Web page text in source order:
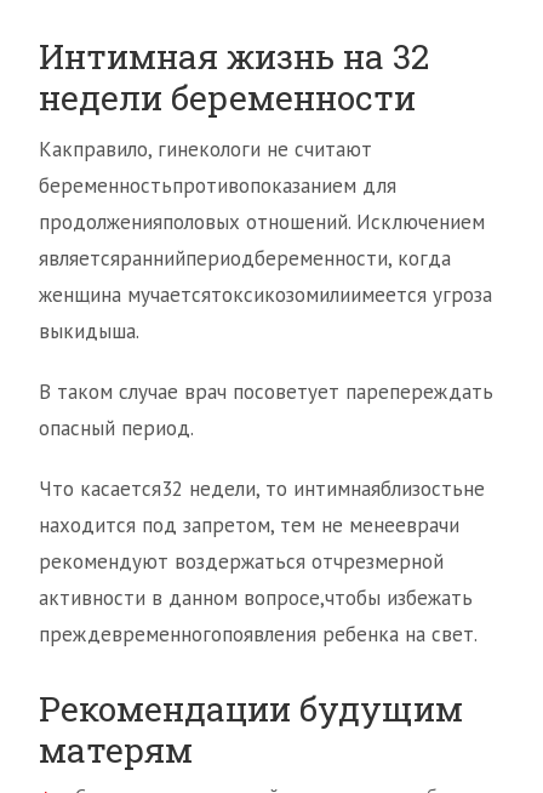
Интимная жизнь на 32
недели беременности
Какправило, гинекологи не считают
беременностьпротивопоказанием для
продолженияполовых отношений. Исключением
являетсяраннийпериодбеременности, когда
женщина мучаетсятоксикозомилиимеется угроза
выкидыша.
В таком случае врач посоветует парепереждать
опасный период.
Что касается32 недели, то интимнаяблизостьне
находится под запретом, тем не менееврачи
рекомендуют воздержаться отчрезмерной
активности в данном вопросе,чтобы избежать
преждевременногопоявления ребенка на свет.
Рекомендации будущим
матерям